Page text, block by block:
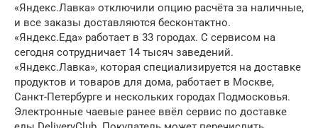
«Яндекс.Лавка» отключили опцию расчёта за наличные,
и все заказы доставляются бесконтактно.
«Яндекс.Еда» работает в 33 городах. С сервисом на
сегодня сотрудничает 14 тысяч заведений.
«Яндекс.Лавка», которая специализируется на доставке
продуктов и товаров для дома, работает в Москве,
Санкт-Петербурге и нескольких городах Подмосковья.
Электронные чаевые ранее ввёл сервис по доставке